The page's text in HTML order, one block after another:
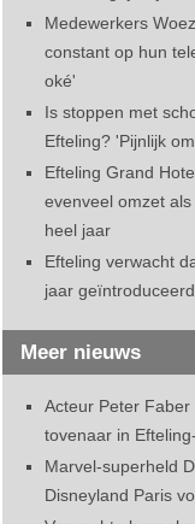
Medewerkers
constant op hun
oké'
Is stoppen met
Efteling? 'Pijnlijk
Efteling Grand
evenveel omzet
heel jaar
Efteling verwacht
jaar
Meer nieuws
Acteur Peter
tovenaar in
Marvel-superheld
Disneyland Paris